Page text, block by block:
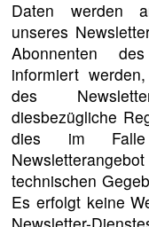
Daten werden
unseres
Abonnenten
informiert
des
diesbezügliche
dies im
technischen
Es erfolgt keine